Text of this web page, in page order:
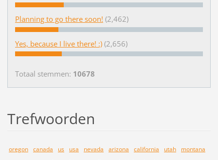
Planning to go there soon! (2,462)
Yes, because I live there! :) (2,656)
Totaal stemmen: 10678
Trefwoorden
oregon canada us usa nevada arizona california utah
montana